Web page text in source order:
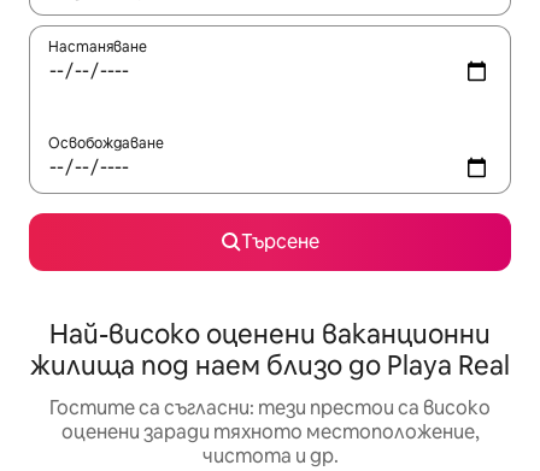
Настаняване
Освобождаване
Търсене
Най-високо оценени ваканционни
жилища под наем близо до Playa Real
Гостите са съгласни: тези престои са високо
оценени заради тяхното местоположение,
чистота и др.